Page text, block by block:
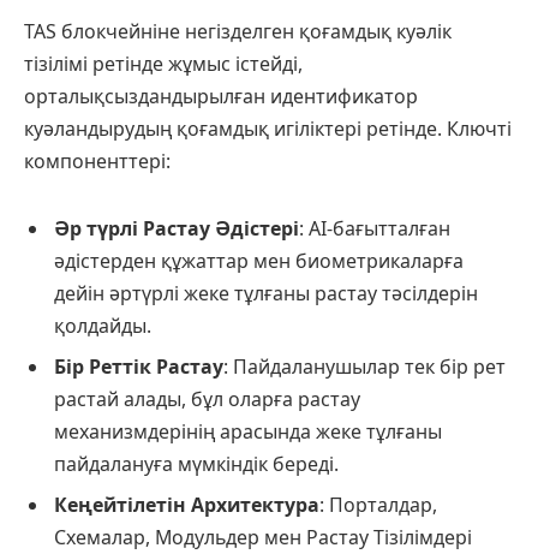
TAS блокчейніне негізделген қоғамдық куәлік
тізілімі ретінде жұмыс істейді,
орталықсыздандырылған идентификатор
куәландырудың қоғамдық игіліктері ретінде. Ключті
компоненттері:
Әр түрлі Растау Әдістері: AI-бағытталған
әдістерден құжаттар мен биометрикаларға
дейін әртүрлі жеке тұлғаны растау тәсілдерін
қолдайды.
Бір Реттік Растау: Пайдаланушылар тек бір рет
растай алады, бұл оларға растау
механизмдерінің арасында жеке тұлғаны
пайдалануға мүмкіндік береді.
Кеңейтілетін Архитектура: Порталдар,
Схемалар, Модульдер мен Растау Тізілімдері